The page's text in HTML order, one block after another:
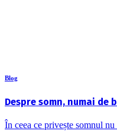
Blog
Despre somn, numai de
În ceea ce privește somnul